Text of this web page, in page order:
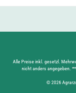
Alle Preise inkl. gesetzl.
nicht anders angegeben.
© 2026